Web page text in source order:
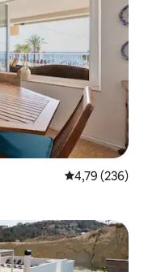
Prosječna
4,79 (236)